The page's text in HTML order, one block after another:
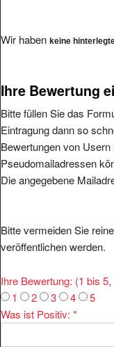
Wir haben keine
Ihre Bewertung
Bitte füllen Sie das
Eintragung dann so
Bewertungen von
Pseudomailadressen
Die angegebene
Bitte vermeiden Sie
veröffentlichen werden.
Ihre Bewertung: (1 bis
1
2 3 4
5
Was ist Positiv: *